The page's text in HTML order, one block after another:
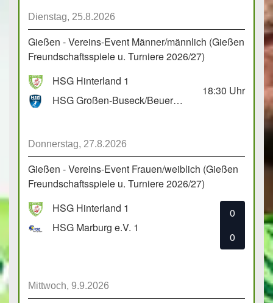
Dienstag, 25.8.2026
Gießen - Vereins-Event Männer/männlich (Gießen
Freundschaftsspiele u. Turniere 2026/27)
HSG Hinterland 1
HSG Großen-Buseck/Beuern 1
18:30 Uhr
Donnerstag, 27.8.2026
Gießen - Vereins-Event Frauen/weiblich (Gießen
Freundschaftsspiele u. Turniere 2026/27)
HSG Hinterland 1
HSG Marburg e.V. 1
0
0
Mittwoch, 9.9.2026